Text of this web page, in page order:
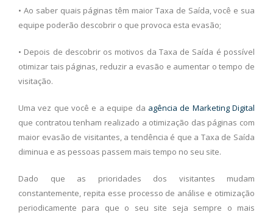
• Ao saber quais páginas têm maior Taxa de Saída, você e sua
equipe poderão descobrir o que provoca esta evasão;
• Depois de descobrir os motivos da Taxa de Saída é possível
otimizar tais páginas, reduzir a evasão e aumentar o tempo de
visitação.
Uma vez que você e a equipe da agência de Marketing Digital
que contratou tenham realizado a otimização das páginas com
maior evasão de visitantes, a tendência é que a Taxa de Saída
diminua e as pessoas passem mais tempo no seu site.
Dado que as prioridades dos visitantes mudam
constantemente, repita esse processo de análise e otimização
periodicamente para que o seu site seja sempre o mais